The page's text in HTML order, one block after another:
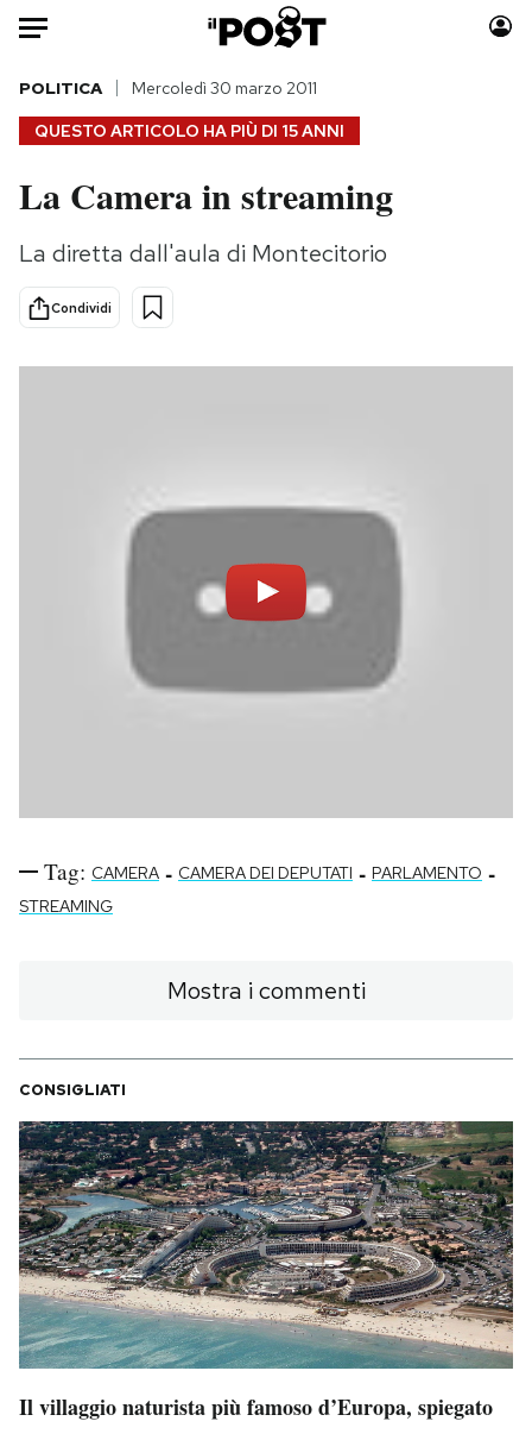
Auto
HOME
Italia
Politica
Tecnologia
Scienza
Moda
Consumismi
Media
NEWSLETTER
SHOP
Notifiche mobile
Hai bisogno di aiuto?
Esci
QUESTO ARTICOLO HA PIÙ DI 15 ANNI
POLITICA Mercoledì 30 marzo 2011
La Camera in streaming
La diretta dall'aula di Montecitorio
Condividi
Tag: CAMERA - CAMERA DEI DEPUTATI - PARLAMENTO -
STREAMING
Mostra i commenti
CONSIGLIATI
Il villaggio naturista più famoso d’Europa, spiegato